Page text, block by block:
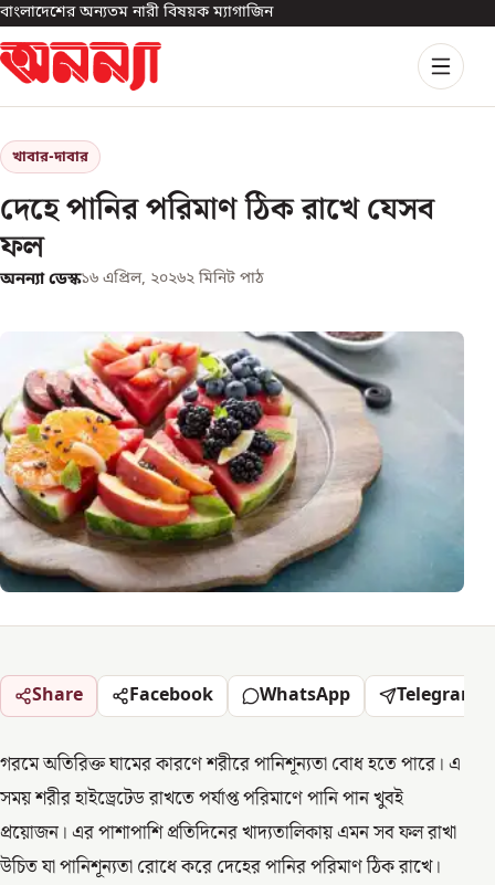
বাংলাদেশের অন্যতম নারী বিষয়ক ম্যাগাজিন
খাবার-দাবার
দেহে পানির পরিমাণ ঠিক রাখে যেসব
ফল
অনন্যা ডেস্ক১৬ এপ্রিল, ২০২৬২ মিনিট পাঠ
Share Facebook WhatsApp Telegram
গরমে অতিরিক্ত ঘামের কারণে শরীরে পানিশূন্যতা বোধ হতে পারে। এ
সময় শরীর হাইড্রেটেড রাখতে পর্যাপ্ত পরিমাণে পানি পান খুবই
প্রয়োজন। এর পাশাপাশি প্রতিদিনের খাদ্যতালিকায় এমন সব ফল রাখা
উচিত যা পানিশূন্যতা রোধে করে দেহের পানির পরিমাণ ঠিক রাখে।